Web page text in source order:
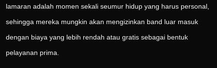
lamaran adalah momen sekali seumur hidup yang harus personal,
sehingga mereka mungkin akan mengizinkan band luar masuk
dengan biaya yang lebih rendah atau gratis sebagai bentuk
pelayanan prima.